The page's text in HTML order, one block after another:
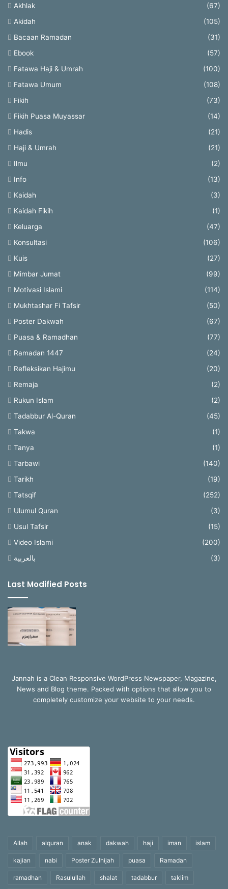
Akhlak
(67)
Akidah
(105)
Bacaan Ramadan
(31)
Ebook
(57)
Fatawa Haji & Umrah
(100)
Fatawa Umum
(108)
Fikih
(73)
Fikih Puasa Muyassar
(14)
Hadis
(21)
Haji & Umrah
(21)
Ilmu
(2)
Info
(13)
Kaidah
(3)
Kaidah Fikih
(1)
Keluarga
(47)
Konsultasi
(106)
Kuis
(27)
Mimbar Jumat
(99)
Motivasi Islami
(114)
Mukhtashar Fi Tafsir
(50)
Poster Dakwah
(67)
Puasa & Ramadhan
(77)
Ramadan 1447
(24)
Refleksikan Hajimu
(20)
Remaja
(2)
Rukun Islam
(2)
Tadabbur Al-Quran
(45)
Takwa
(1)
Tanya
(1)
Tarbawi
(140)
Tarikh
(19)
Tatsqif
(252)
Ulumul Quran
(3)
Usul Tafsir
(15)
Video Islami
(200)
بالعربية
(3)
Last Modified Posts
Jannah is a Clean Responsive WordPress Newspaper, Magazine,
News and Blog theme. Packed with options that allow you to
completely customize your website to your needs.
Allah alquran anak dakwah haji iman islam
kajian nabi Poster Zulhijah puasa Ramadan
ramadhan Rasulullah shalat tadabbur taklim